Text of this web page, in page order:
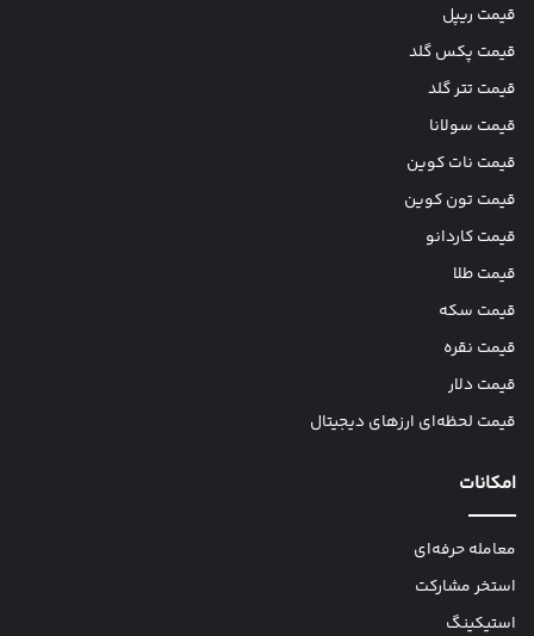
قیمت ریپل
قیمت پکس گلد
قیمت تتر گلد
قیمت سولانا
قیمت نات کوین
قیمت تون کوین
قیمت کاردانو
قیمت طلا
قیمت سکه
قیمت نقره
قیمت دلار
قیمت لحظه‌ای ارزهای دیجیتال
امکانات
معامله حرفه‌ای
استخر مشارکت
استیکینگ